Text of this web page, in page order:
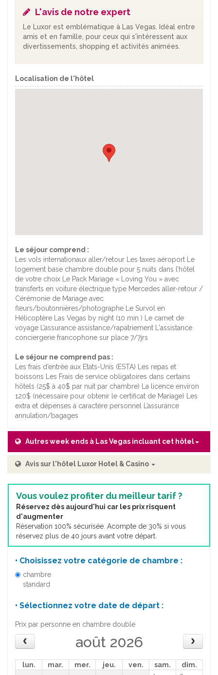
L'avis de notre expert
Le Luxor est emblématique à Las Vegas. Idéal entre
amis et en famille, pour ceux qui s'intéressent aux
divertissements, shopping et activités animées.
Localisation de l'hôtel
Le séjour comprend :
Les vols internationaux aller/retour Les taxes aéroport Le
logement base chambre double pour 5 nuits dans l’hôtel
de votre choix Le Pack Mariage « Loving You » avec
transferts en voiture électrique type Mercedes aller-retour /
Cérémonie de Mariage avec
fleurs/boutonnières/photographe Le Survol en
Hélicoptère Las Vegas by night (10 min ) Le carnet de
voyage L’assurance assistance/rapatriement L'assistance
conciergerie francophone sur place 7/7jrs
Le séjour ne comprend pas :
Les frais d’entrée aux Etats-Unis (ESTA) Les repas et
boissons Les Frais de service obligatoires dans certains
hôtels (25$ à 40$ par nuit par chambre) La licence environ
120$ (nécessaire pour obtenir le certificat de Mariage) Les
extra et dépenses à caractère personnel L’assurance
annulation/bagages
Autres week ends à Las Vegas incluant cet hôtel
Avis sur l'hôtel Luxor Hotel & Casino
Vous voulez profiter du meilleur tarif ?
Réservez dès aujourd'hui car les prix risquent
d'augmenter
Réservation 100% sécurisée. Acompte de 30% si vous
réservez plus de 40 jours avant votre départ.
• Choisissez votre catégorie de chambre :
chambre
standard
• Sélectionnez votre date de départ :
Prix par personne en chambre double
août 2026
lun. mar. mer. jeu. ven. sam.
dim.